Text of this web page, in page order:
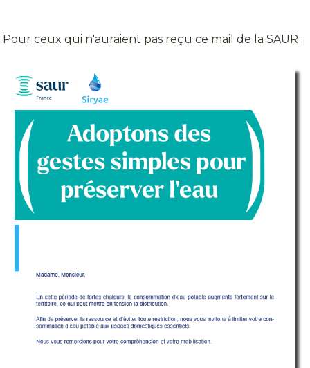
Pour ceux qui n'auraient pas reçu ce mail de la SAUR :